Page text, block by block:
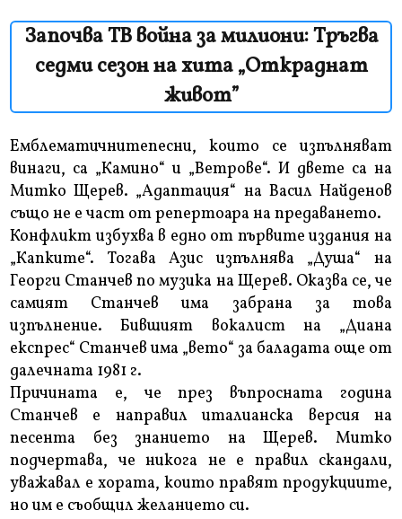
Започва ТВ война за милиони: Тръгва
седми сезон на хита „Откраднат
живот”
Емблематичнитепесни, които се изпълняват
винаги, са „Камино“ и „Ветрове“. И двете са на
Митко Щерев. „Адаптация“ на Васил Найденов
също не е част от репертоара на предаването.
Конфликт избухва в едно от първите издания на
„Капките“. Тогава Азис изпълнява „Душа“ на
Георги Станчев по музика на Щерев. Оказва се, че
самият Станчев има забрана за това
изпълнение. Бившият вокалист на „Диана
експрес“ Станчев има „вето“ за баладата още от
далечната 1981 г.
Причината е, че през въпросната година
Станчев е направил италианска версия на
песента без знанието на Щерев. Митко
подчертава, че никога не е правил скандали,
уважавал е хората, които правят продукциите,
но им е съобщил желанието си.